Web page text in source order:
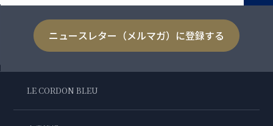
ニュースレター（メルマガ）に登録する
LE CORDON BLEU